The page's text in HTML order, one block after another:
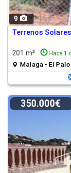
9
Terrenos
201 m² Hace 1
Malaga - El Palo
350.000€